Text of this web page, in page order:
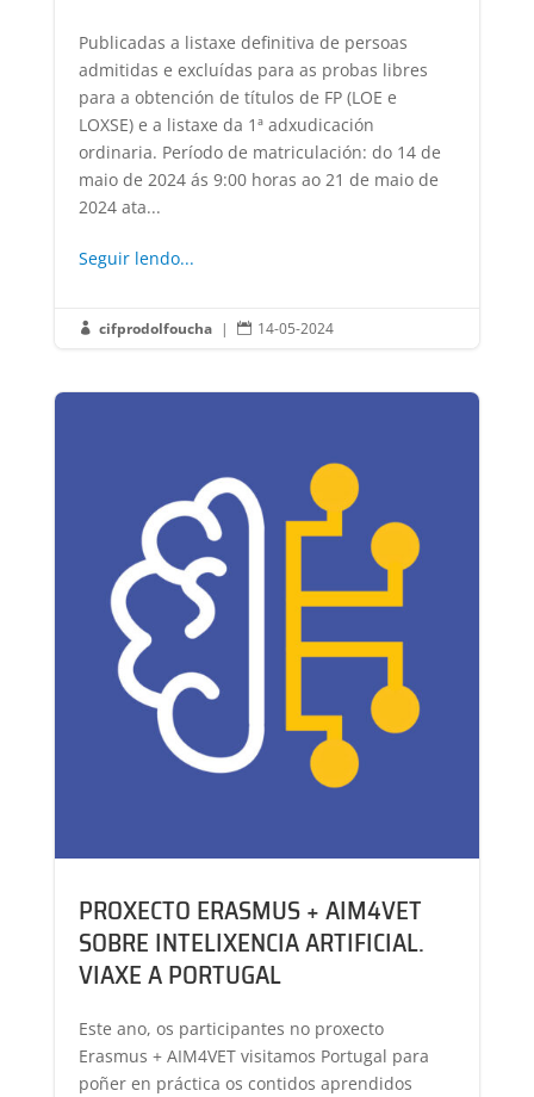
Publicadas a listaxe definitiva de persoas
admitidas e excluídas para as probas libres
para a obtención de títulos de FP (LOE e
LOXSE) e a listaxe da 1ª adxudicación
ordinaria. Período de matriculación: do 14 de
maio de 2024 ás 9:00 horas ao 21 de maio de
2024 ata...
Seguir lendo...
 cifprodolfoucha |  14-05-2024
PROXECTO ERASMUS + AIM4VET
SOBRE INTELIXENCIA ARTIFICIAL.
VIAXE A PORTUGAL
Este ano, os participantes no proxecto
Erasmus + AIM4VET visitamos Portugal para
poñer en práctica os contidos aprendidos